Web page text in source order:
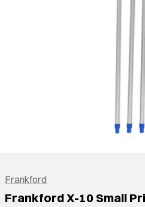
Frankford
Frankford X-10 Small